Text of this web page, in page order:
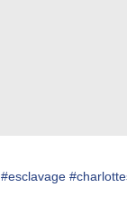
#esclavage